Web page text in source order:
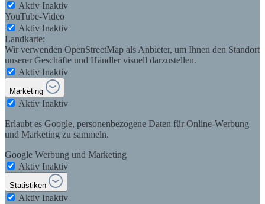
Aktiv Inaktiv
YouTube-Video
Aktiv Inaktiv
Landkarte:
Wir verwenden OpenStreetMap als Anbieter, um Ihnen den Standort
unserer Geschäfte und Händler visuell darzustellen.
Aktiv Inaktiv
Marketing
Aktiv Inaktiv
Erlaubt es Google, personenbezogene Daten für Online-Werbung
und Marketing zu sammeln.
Google Werbung und Marketing
Aktiv Inaktiv
Statistiken
Aktiv Inaktiv